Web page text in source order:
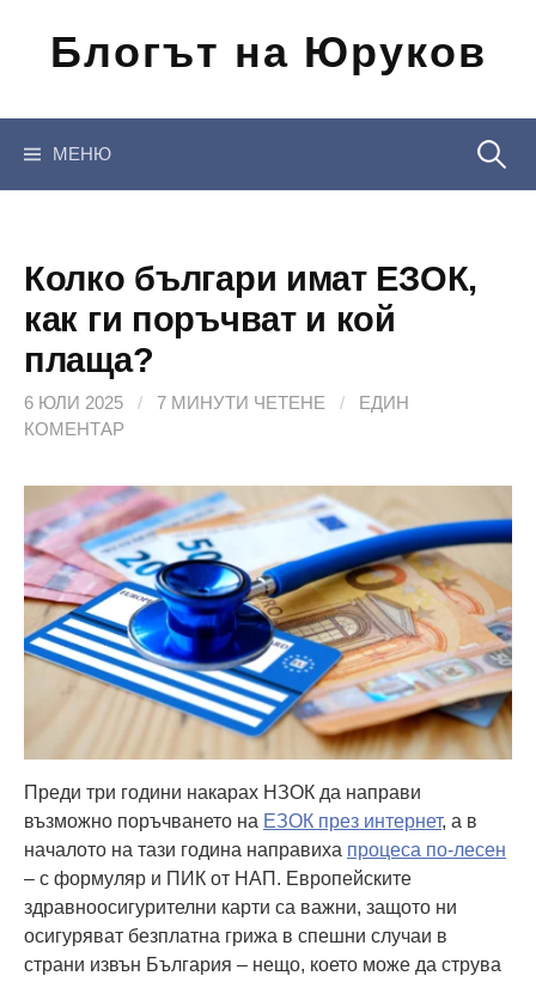
съдържанието
Блогът на Юруков
МЕНЮ
Колко българи имат ЕЗОК,
как ги поръчват и кой
плаща?
6 ЮЛИ 2025 / 7 МИНУТИ ЧЕТЕНЕ /
ЕДИН
КОМЕНТАР
Преди три години накарах НЗОК да направи
възможно поръчването на ЕЗОК през интернет, а в
началото на тази година направиха процеса по-лесен
– с формуляр и ПИК от НАП. Европейските
здравноосигурителни карти са важни, защото ни
осигуряват безплатна грижа в спешни случаи в
страни извън България – нещо, което може да струва